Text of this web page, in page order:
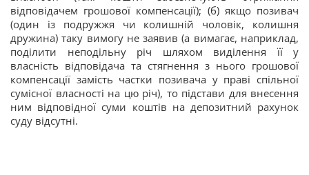
відповідачем грошової компенсації); (б) якщо позивач
(один із подружжя чи колишній чоловік, колишня
дружина) таку вимогу не заявив (а вимагає, наприклад,
поділити неподільну річ шляхом виділення її у
власність відповідача та стягнення з нього грошової
компенсації замість частки позивача у праві спільної
сумісної власності на цю річ), то підстави для внесення
ним відповідної суми коштів на депозитний рахунок
суду відсутні.